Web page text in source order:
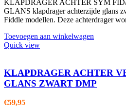
KLAPDRAGER ACHTER SYM
GLANS klapdrager achterzijde glans
Fiddle modellen. Deze achterdrager
Toevoegen aan winkelwagen
Quick view
KLAPDRAGER ACHTER
GLANS ZWART DMP
€59,95